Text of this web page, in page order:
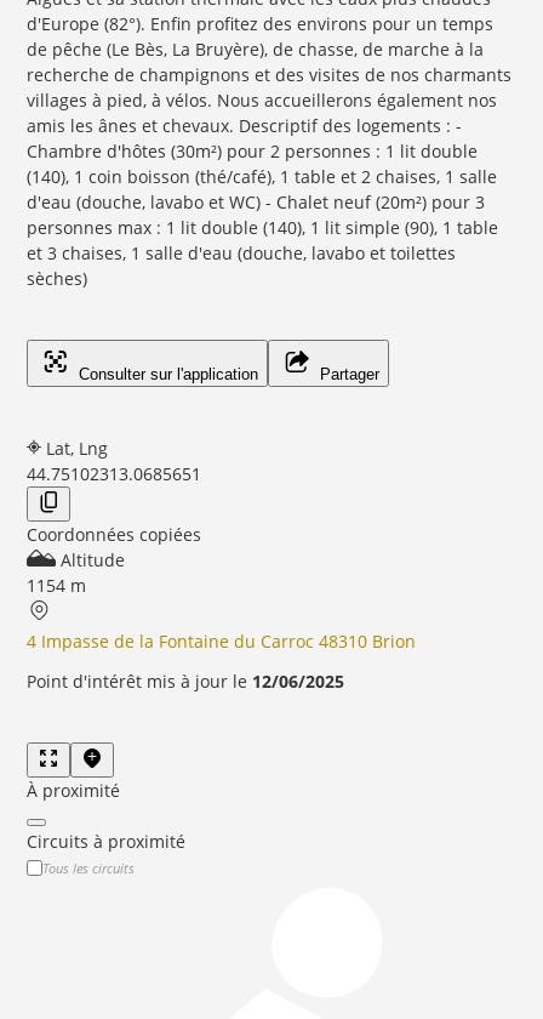
d'Europe (82°). Enfin profitez des environs pour un temps
de pêche (Le Bès, La Bruyère), de chasse, de marche à la
recherche de champignons et des visites de nos charmants
villages à pied, à vélos. Nous accueillerons également nos
amis les ânes et chevaux. Descriptif des logements : -
Chambre d'hôtes (30m²) pour 2 personnes : 1 lit double
(140), 1 coin boisson (thé/café), 1 table et 2 chaises, 1 salle
d'eau (douche, lavabo et WC) - Chalet neuf (20m²) pour 3
personnes max : 1 lit double (140), 1 lit simple (90), 1 table
et 3 chaises, 1 salle d'eau (douche, lavabo et toilettes
sèches)
Consulter sur l'application Partager
Lat, Lng
44.75102313.0685651
Coordonnées copiées
Altitude
1154 m
4 Impasse de la Fontaine du Carroc 48310 Brion
Point d'intérêt mis à jour le 12/06/2025
À proximité
Circuits à proximité
Tous les circuits